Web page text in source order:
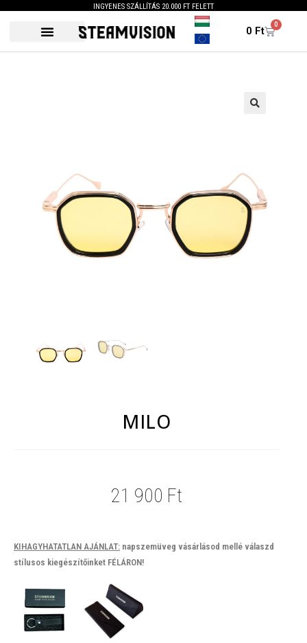
INGYENES SZÁLLÍTÁS 20.000 FT FELETT
0 Ft
0
MILO
21 900 Ft
KIHAGYHATATLAN AJÁNLAT: napszemüveg vásárlásod mellé válaszd
stílusos kiegészítőinket FÉLÁRON!